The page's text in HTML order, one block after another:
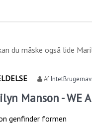
kan du måske også lide
Af
Manson - WE
genfinder formen